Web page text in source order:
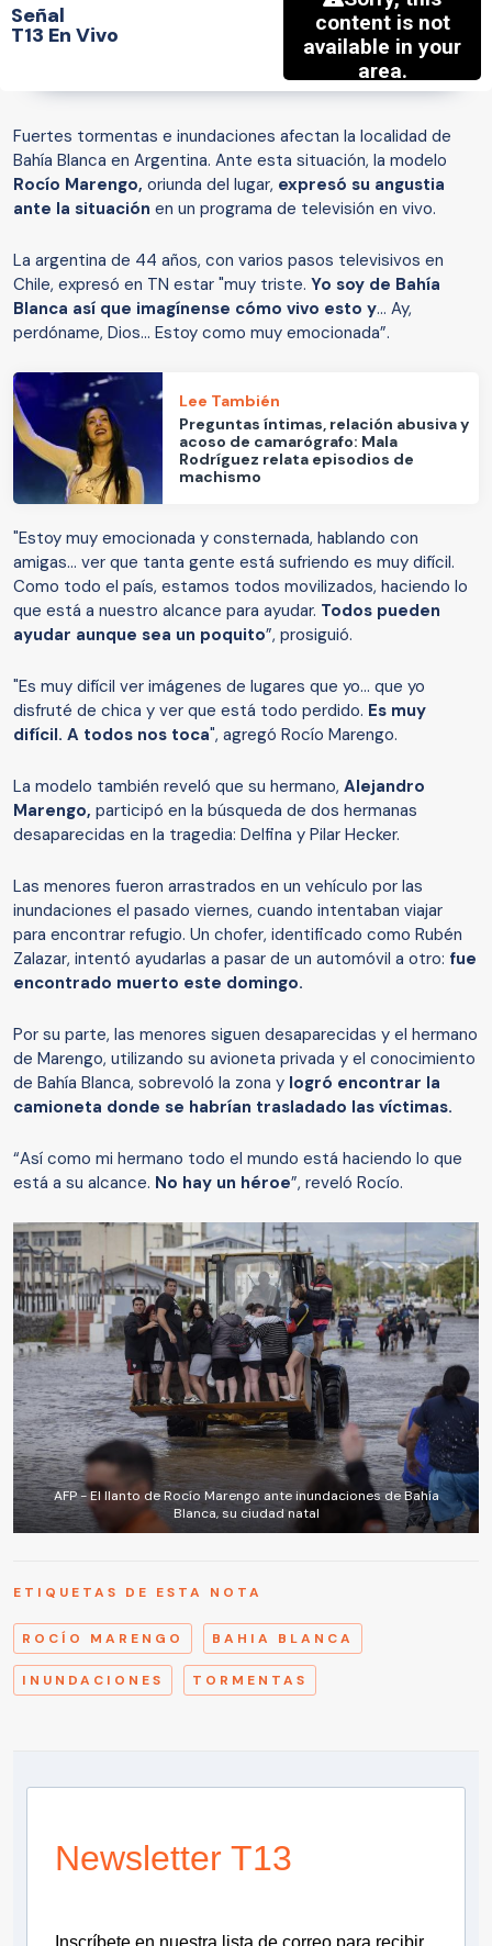
Señal
T13 En Vivo
Fuertes tormentas e inundaciones afectan la localidad de
Bahía Blanca en Argentina. Ante esta situación, la modelo
Rocío Marengo, oriunda del lugar, expresó su angustia
ante la situación en un programa de televisión en vivo.
La argentina de 44 años, con varios pasos televisivos en
Chile, expresó en TN estar "muy triste. Yo soy de Bahía
Blanca así que imagínense cómo vivo esto y… Ay,
perdóname, Dios... Estoy como muy emocionada”.
Lee También
Preguntas íntimas, relación abusiva y
acoso de camarógrafo: Mala
Rodríguez relata episodios de
machismo
"Estoy muy emocionada y consternada, hablando con
amigas... ver que tanta gente está sufriendo es muy difícil.
Como todo el país, estamos todos movilizados, haciendo lo
que está a nuestro alcance para ayudar. Todos pueden
ayudar aunque sea un poquito”, prosiguió.
"Es muy difícil ver imágenes de lugares que yo... que yo
disfruté de chica y ver que está todo perdido. Es muy
difícil. A todos nos toca", agregó Rocío Marengo.
La modelo también reveló que su hermano, Alejandro
Marengo, participó en la búsqueda de dos hermanas
desaparecidas en la tragedia: Delfina y Pilar Hecker.
Las menores fueron arrastrados en un vehículo por las
inundaciones el pasado viernes, cuando intentaban viajar
para encontrar refugio. Un chofer, identificado como Rubén
Zalazar, intentó ayudarlas a pasar de un automóvil a otro: fue
encontrado muerto este domingo.
Por su parte, las menores siguen desaparecidas y el hermano
de Marengo, utilizando su avioneta privada y el conocimiento
de Bahía Blanca, sobrevoló la zona y logró encontrar la
camioneta donde se habrían trasladado las víctimas.
“Así como mi hermano todo el mundo está haciendo lo que
está a su alcance. No hay un héroe”, reveló Rocío.
AFP - El llanto de Rocío Marengo ante inundaciones de Bahía
Blanca, su ciudad natal
ETIQUETAS DE ESTA NOTA
ROCÍO MARENGO BAHIA BLANCA
INUNDACIONES TORMENTAS
Newsletter T13